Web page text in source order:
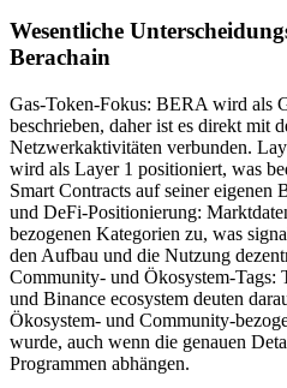
Wesentliche
Berachain
Gas-Token-Fokus: BERA wird als
beschrieben, daher ist es direkt mit
Netzwerkaktivitäten verbunden.
wird als Layer 1 positioniert, was
Smart Contracts auf seiner eigenen
und DeFi-Positionierung:
bezogenen Kategorien zu, was
den Aufbau und die Nutzung
Community- und Ökosystem-Tags:
und Binance ecosystem deuten
Ökosystem- und Community-
wurde, auch wenn die genauen
Programmen abhängen.